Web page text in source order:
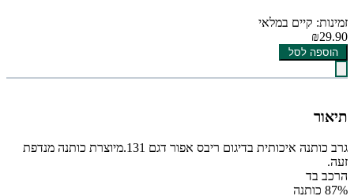
זמינות: קיים במלאי
₪29.90
הוספה לסל
תיאור
גרב כותנה איכותית בדיגום ריבס אפור דגם 131.מיוצרת כותנה מנדפת
זעה.
הרכב בד
87% כותנה